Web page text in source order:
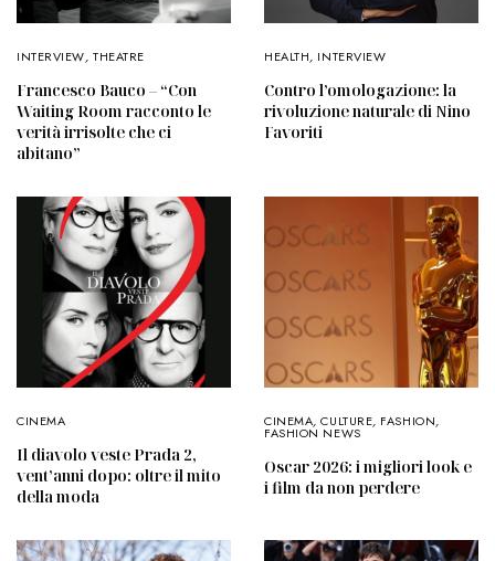
INTERVIEW,THEATRE
Francesco Bauco – “Con
Waiting Room racconto le
verità irrisolte che ci
abitano”
HEALTH, INTERVIEW
Contro l’omologazione: la
rivoluzione naturale di Nino
Favoriti
CINEMA
Il diavolo veste Prada 2,
vent’anni dopo: oltre il mito
della moda
CINEMA,CULTURE, FASHION,
FASHION NEWS
Oscar 2026: i migliori look e
i film da non perdere